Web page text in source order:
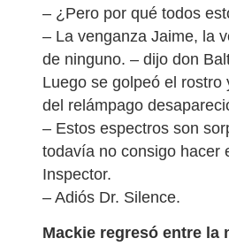
– ¿Pero por qué todos
– La venganza Jaime, la
de ninguno. – dijo don
Luego se golpeó el rostro
del relámpago
– Estos espectros son
todavía no consigo hacer
Inspector.
– Adiós Dr. Silence.
Mackie regresó entre la